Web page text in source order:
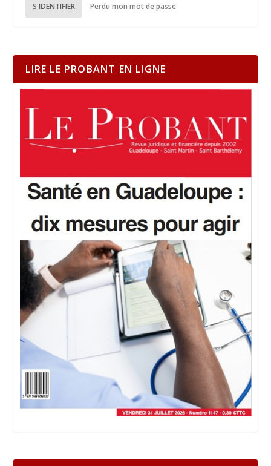
S'IDENTIFIER Perdu mon mot de passe
LIRE LE PROBANT EN LIGNE